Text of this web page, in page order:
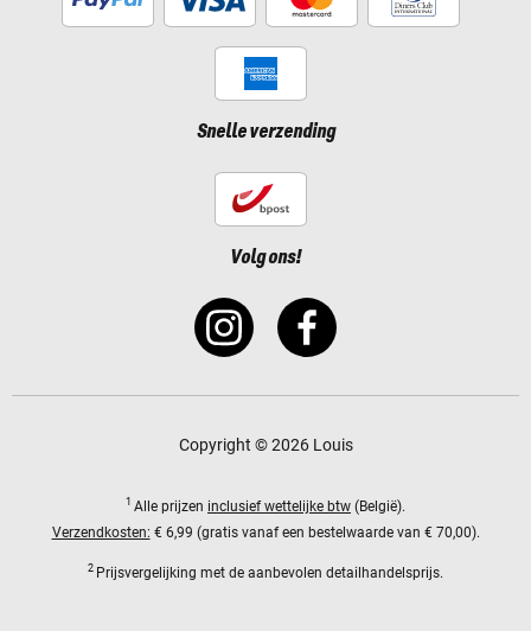
Snelle verzending
Volg ons!
Copyright © 2026 Louis
1 Alle prijzen inclusief wettelijke btw (België).
Verzendkosten: € 6,99 (gratis vanaf een bestelwaarde van € 70,00).
2 Prijsvergelijking met de aanbevolen detailhandelsprijs.